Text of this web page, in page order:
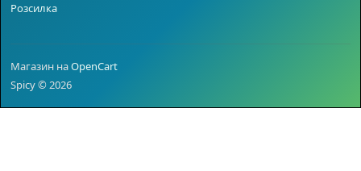
Розсилка
Магазин наOpenCart
Spicy © 2026